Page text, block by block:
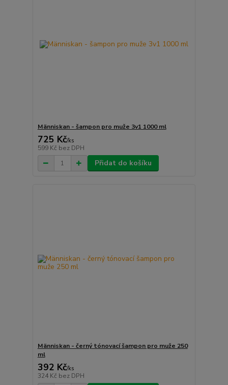
Människan - šampon pro muže 3v1 1000 ml
725 Kč/ks
599 Kč bez DPH
Přidat do košíku
Människan - černý tónovací šampon pro muže 250
ml
392 Kč/ks
324 Kč bez DPH